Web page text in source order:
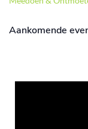
Aankomende